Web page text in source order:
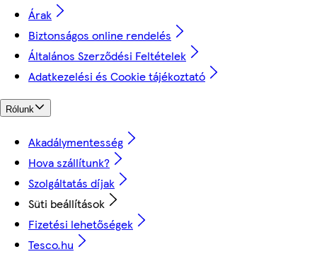
Árak
Biztonságos online rendelés
Általános Szerződési Feltételek
Adatkezelési és Cookie tájékoztató
Rólunk
Akadálymentesség
Hova szállítunk?
Szolgáltatás díjak
Süti beállítások
Fizetési lehetőségek
Tesco.hu